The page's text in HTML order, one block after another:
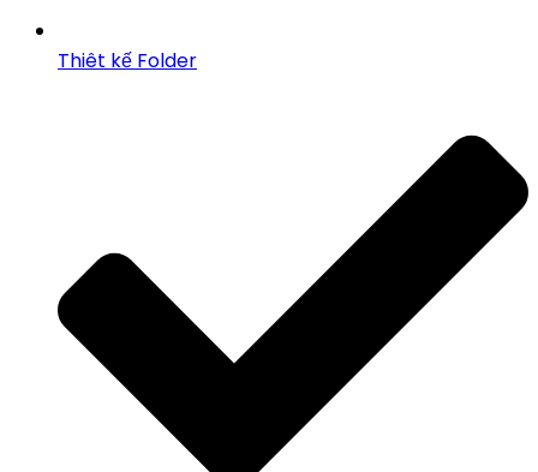
Thiêt kế Folder